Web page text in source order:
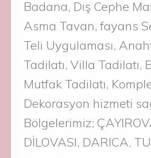
Badana, Dış Cephe
Asma Tavan, fayans
Teli Uygulaması,
Tadilatı, Villa Tadilatı,
Mutfak Tadilatı,
Dekorasyon hizmeti
Bölgelerimiz;
DİLOVASI, DARICA,